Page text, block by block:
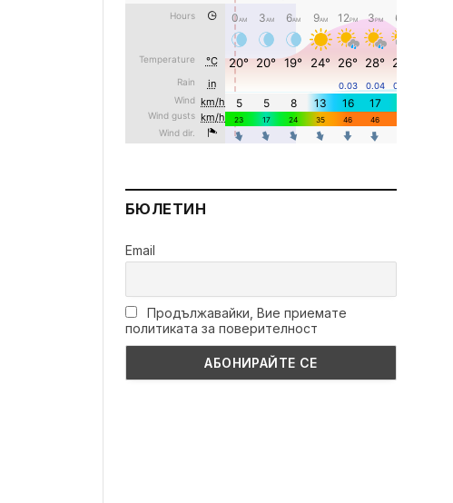
БЮЛЕТИН
Email
Продължавайки, Вие приемате
политиката за поверителност